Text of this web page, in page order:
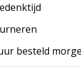
besteld